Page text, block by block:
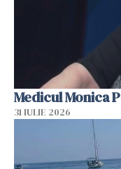
Medicul Monica
31 IULIE 2026